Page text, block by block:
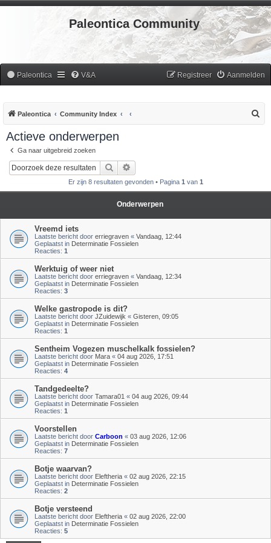
Paleontica Community
Paleontica V&A Aanmelden
Registreer
Paleontica Community Index
Actieve onderwerpen
Ga naar uitgebreid zoeken
Zoek
Er zijn 8 resultaten gevonden • Pagina 1 van 1
Onderwerpen
Vreemd iets
Laatste bericht door erriegraven « Vandaag, 12:44
Geplaatst in Determinatie Fossielen
Reacties: 1
Werktuig of weer niet
Laatste bericht door erriegraven « Vandaag, 12:34
Geplaatst in Determinatie Fossielen
Reacties: 3
Welke gastropode is dit?
Laatste bericht door JZuidewijk « Gisteren, 09:05
Geplaatst in Determinatie Fossielen
Reacties: 1
Sentheim Vogezen muschelkalk fossielen?
Laatste bericht door Mara « 04 aug 2026, 17:51
Geplaatst in Determinatie Fossielen
Reacties: 4
Tandgedeelte?
Laatste bericht door Tamara01 « 04 aug 2026, 09:44
Geplaatst in Determinatie Fossielen
Reacties: 1
Voorstellen
Laatste bericht door Carboon « 03 aug 2026, 12:06
Geplaatst in Determinatie Fossielen
Reacties: 7
Botje waarvan?
Laatste bericht door Eleftheria « 02 aug 2026, 22:15
Geplaatst in Determinatie Fossielen
Reacties: 2
Botje versteend
Laatste bericht door Eleftheria « 02 aug 2026, 22:00
Geplaatst in Determinatie Fossielen
Reacties: 5